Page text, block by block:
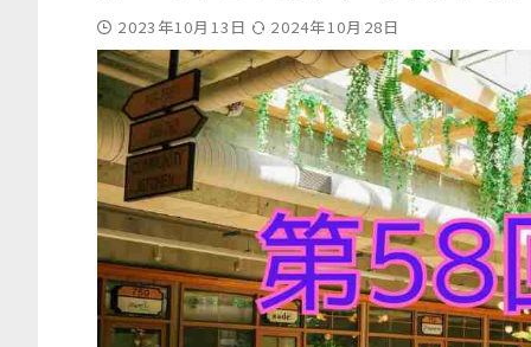
2023年10月13日 2024年10月28日